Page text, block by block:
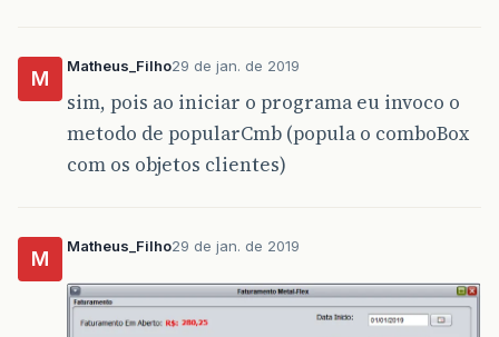
M
Matheus_Filho29 de jan. de 2019
sim, pois ao iniciar o programa eu invoco o
metodo de popularCmb (popula o comboBox
com os objetos clientes)
M
Matheus_Filho29 de jan. de 2019